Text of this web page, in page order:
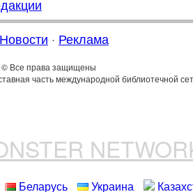
Новости · Реклама
© Все права защищены
часть международной библиотечной
Беларусь Украина